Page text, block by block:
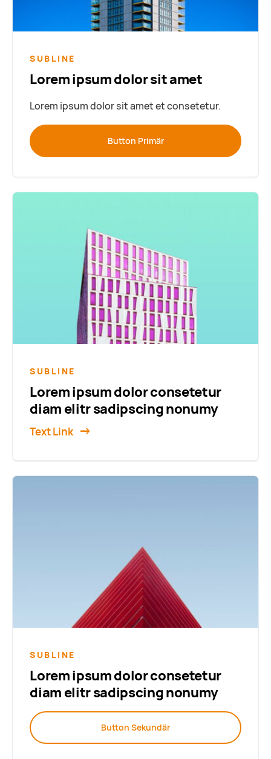
SUBLINE
Lorem ipsum dolor sit amet
Lorem ipsum dolor sit amet et consetetur.
Button Primär
SUBLINE
Lorem ipsum dolor consetetur
diam elitr sadipscing nonumy
Text Link
SUBLINE
Lorem ipsum dolor consetetur
diam elitr sadipscing nonumy
Button Sekundär